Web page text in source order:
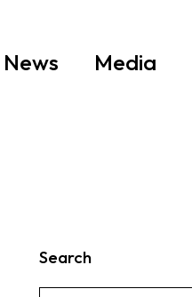
News Media
Search